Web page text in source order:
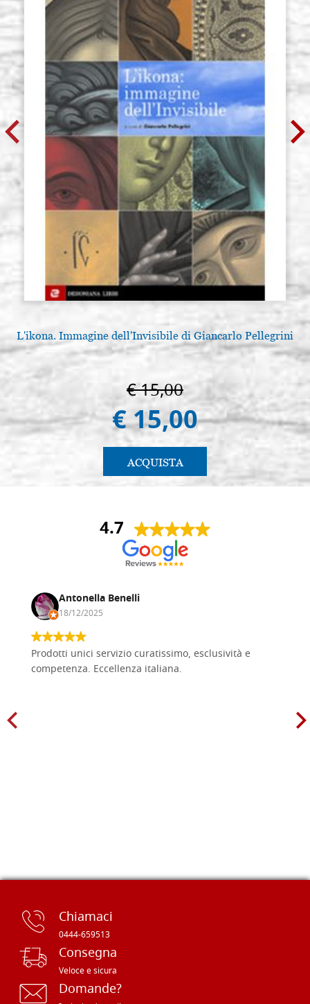
L'ikona. Immagine dell'Invisibile di Giancarlo Pellegrini
€ 15,00
€ 15,00
ACQUISTA
4.7
Antonella Benelli
18/12/2025
Prodotti unici servizio curatissimo, esclusività e
competenza. Eccellenza italiana.
Chiamaci
0444-659513
Consegna
Veloce e sicura
Domande?